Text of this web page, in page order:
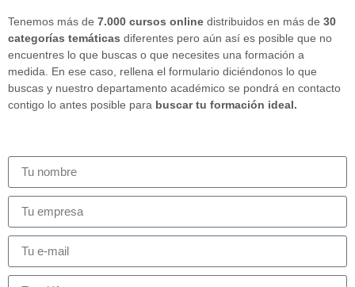
Tenemos más de 7.000 cursos online distribuidos en más de 30
categorías temáticas diferentes pero aún así es posible que no
encuentres lo que buscas o que necesites una formación a
medida. En ese caso, rellena el formulario diciéndonos lo que
buscas y nuestro departamento académico se pondrá en contacto
contigo lo antes posible para buscar tu formación ideal.